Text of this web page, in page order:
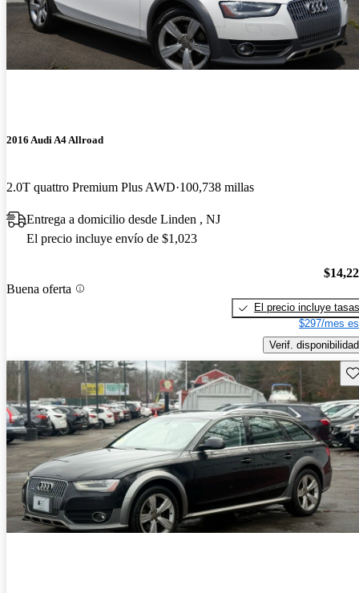
2016 Audi A4 Allroad
2.0T quattro Premium Plus AWD 100,738 millas
Entrega a domicilio desde Linden , NJ
El precio incluye envío de $1,023
Buena oferta
El precio incluye tasas
$297/mes
Verif. disponibilidad